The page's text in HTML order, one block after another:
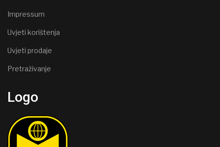
Impressum
Uvjeti korištenja
Uvjeti prodaje
Pretraživanje
Logo